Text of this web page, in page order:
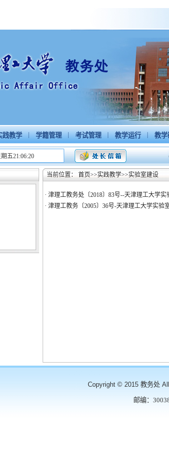
践教学 | 学籍管理 | 考试管理 | 教学运行 | 教学
五21:06:20
当前位置： 首页>>实践教学>>实验室建设
· 津理工教务处〔2018〕83号--天津理工大学
· 津理工教务〔2005〕36号-天津理工大学实验
Copyright © 2015 教务处
邮编：